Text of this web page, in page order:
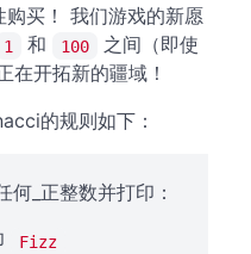
购买！ 我们游戏的新愿
1 和 100
之间（即使
在开拓新的疆域！
的规则如下：
何_正整数并打印：
Fizz